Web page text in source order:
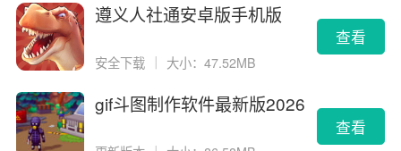
遵义人社通安卓版手机版
安全下载 ｜ 大小：47.52MB
查看
gif斗图制作软件最新版2026
查看